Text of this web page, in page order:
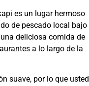
es un lugar hermoso
de pescado local bajo
deliciosa comida de
a lo largo de la
suave, por lo que usted